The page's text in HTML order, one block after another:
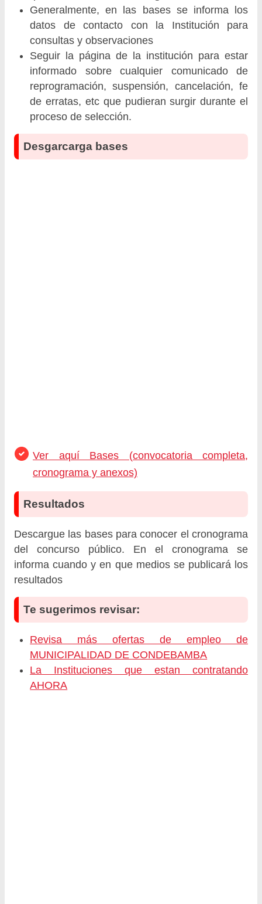
Generalmente, en las bases se informa los
datos de contacto con la Institución para
consultas y observaciones
Seguir la página de la institución para estar
informado sobre cualquier comunicado de
reprogramación, suspensión, cancelación, fe
de erratas, etc que pudieran surgir durante el
proceso de selección.
Desgarcarga bases
Ver aquí Bases (convocatoria completa,
cronograma y anexos)
Resultados
Descargue las bases para conocer el cronograma
del concurso público. En el cronograma se
informa cuando y en que medios se publicará los
resultados
Te sugerimos revisar:
Revisa más ofertas de empleo de
MUNICIPALIDAD DE CONDEBAMBA
La Instituciones que estan contratando
AHORA